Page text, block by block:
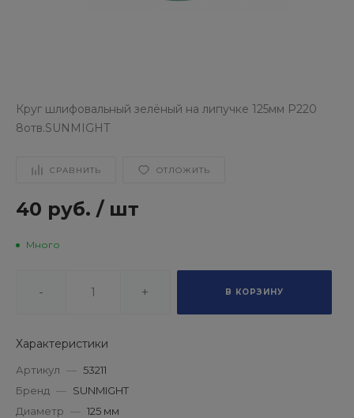
Круг шлифовальный зелёный на липучке 125мм P220
8отв.SUNMIGHT
СРАВНИТЬ ОТЛОЖИТЬ
40 руб. / шт
Много
- + В КОРЗИНУ
Характеристики
Артикул — 53211
Бренд — SUNMIGHT
Диаметр — 125 мм